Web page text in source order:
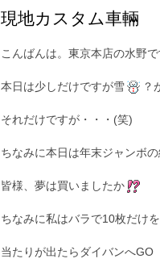
現地カスタム車輛
こんばんは。東京本店の水野
本日は少しだけですが雪 ？
それだけですが・・・(笑)
ちなみに本日は年末ジャンボ
皆様、夢は買いましたか
ちなみに私はバラで10枚だけ
当たりが出たらダイバンへGO